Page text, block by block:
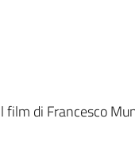
di Francesco